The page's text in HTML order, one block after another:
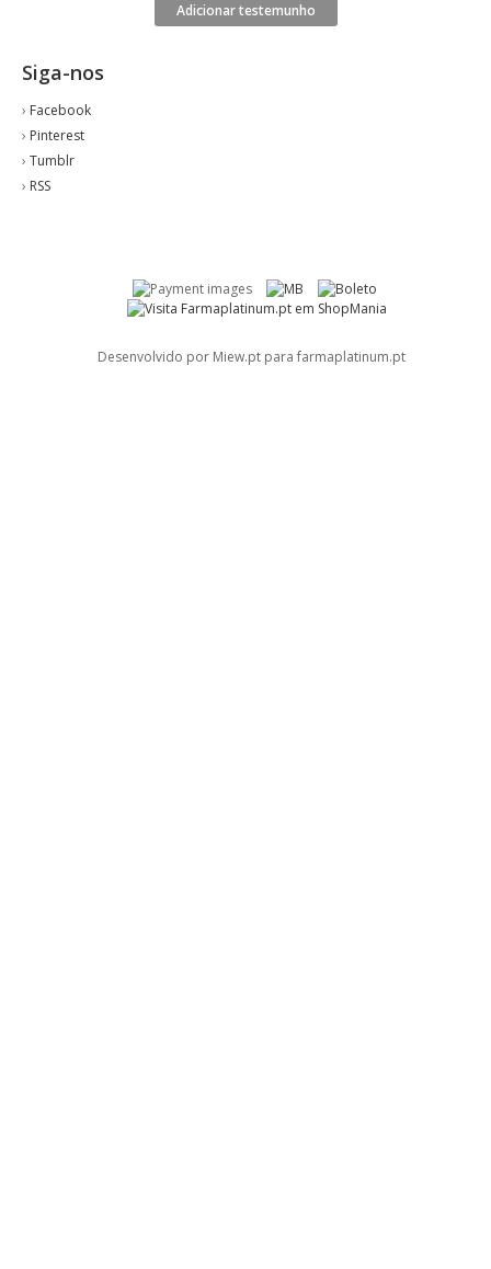
Adicionar testemunho
Siga-nos
› Facebook
› Pinterest
› Tumblr
› RSS
Desenvolvido por Miew.pt para farmaplatinum.pt